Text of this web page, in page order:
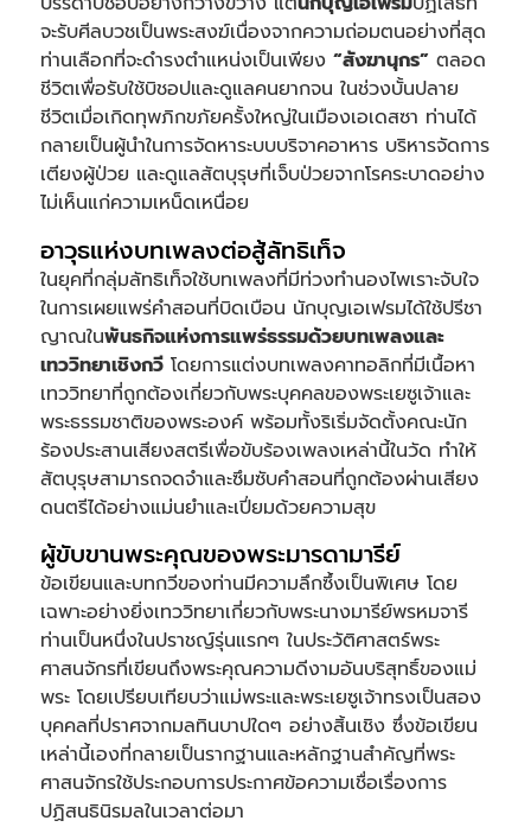
จะรับศีลบวชเป็นพระสงฆ์เนื่องจากความถ่อมตนอย่างที่สุด
ท่านเลือกที่จะดำรงตำแหน่งเป็นเพียง “สังฆานุกร” ตลอด
ชีวิตเพื่อรับใช้บิชอปและดูแลคนยากจน ในช่วงบั้นปลาย
ชีวิตเมื่อเกิดทุพภิกขภัยครั้งใหญ่ในเมืองเอเดสซา ท่านได้
กลายเป็นผู้นำในการจัดหาระบบบริจาคอาหาร บริหารจัดการ
เตียงผู้ป่วย และดูแลสัตบุรุษที่เจ็บป่วยจากโรคระบาดอย่าง
ไม่เห็นแก่ความเหน็ดเหนื่อย
อาวุธแห่งบทเพลงต่อสู้ลัทธิเท็จ
ในยุคที่กลุ่มลัทธิเท็จใช้บทเพลงที่มีท่วงทำนองไพเราะจับใจ
ในการเผยแพร่คำสอนที่บิดเบือน นักบุญเอเฟรมได้ใช้ปรีชา
ญาณในพันธกิจแห่งการแพร่ธรรมด้วยบทเพลงและ
เทววิทยาเชิงกวีโดยการแต่งบทเพลงคาทอลิกที่มีเนื้อหา
เทววิทยาที่ถูกต้องเกี่ยวกับพระบุคคลของพระเยซูเจ้าและ
พระธรรมชาติของพระองค์ พร้อมทั้งริเริ่มจัดตั้งคณะนัก
ร้องประสานเสียงสตรีเพื่อขับร้องเพลงเหล่านี้ในวัด ทำให้
สัตบุรุษสามารถจดจำและซึมซับคำสอนที่ถูกต้องผ่านเสียง
ดนตรีได้อย่างแม่นยำและเปี่ยมด้วยความสุข
ผู้ขับขานพระคุณของพระมารดามารีย์
ข้อเขียนและบทกวีของท่านมีความลึกซึ้งเป็นพิเศษ โดย
เฉพาะอย่างยิ่งเทววิทยาเกี่ยวกับพระนางมารีย์พรหมจารี
ท่านเป็นหนึ่งในปราชญ์รุ่นแรกๆ ในประวัติศาสตร์พระ
ศาสนจักรที่เขียนถึงพระคุณความดีงามอันบริสุทธิ์ของแม่
พระ โดยเปรียบเทียบว่าแม่พระและพระเยซูเจ้าทรงเป็นสอง
บุคคลที่ปราศจากมลทินบาปใดๆ อย่างสิ้นเชิง ซึ่งข้อเขียน
เหล่านี้เองที่กลายเป็นรากฐานและหลักฐานสำคัญที่พระ
ศาสนจักรใช้ประกอบการประกาศข้อความเชื่อเรื่องการ
ปฏิสนธินิรมลในเวลาต่อมา